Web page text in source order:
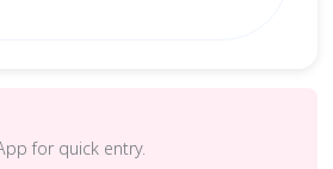
for quick entry.